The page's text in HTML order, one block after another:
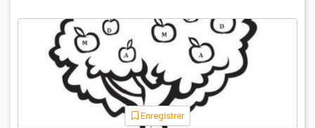
Enregistrer